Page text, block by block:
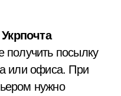
получить посылку
или офиса. При
нужно